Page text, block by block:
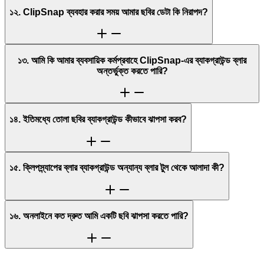
১২. ClipSnap ব্যবহার করার সময় আমার ছবির ডেটা কি নিরাপদ?
১৩. আমি কি আমার ব্যবসায়িক কর্মপ্রবাহে ClipSnap-এর ব্যাকগ্রাউন্ড ব্লার
অন্তর্ভুক্ত করতে পারি?
১৪. ইতিমধ্যে তোলা ছবির ব্যাকগ্রাউন্ড কীভাবে ঝাপসা করব?
১৫. ক্লিপস্ন্যাপের ব্লার ব্যাকগ্রাউন্ড অন্যান্য ব্লার টুল থেকে আলাদা কী?
১৬. অনলাইনে কত দ্রুত আমি একটি ছবি ঝাপসা করতে পারি?